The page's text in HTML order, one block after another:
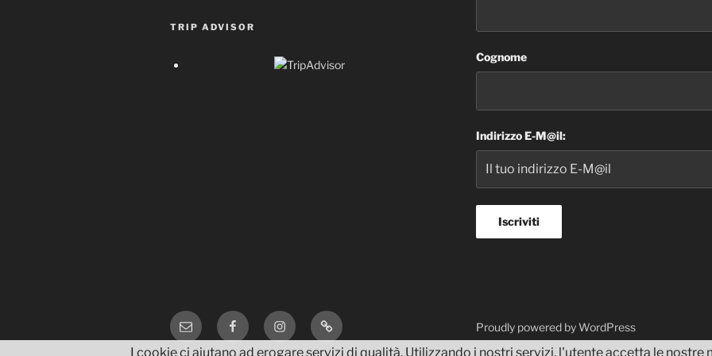
TRIP ADVISOR
Cognome
Indirizzo E-M@il:
Email FacebookInstagramTripAdvisor Proudly powered by WordPress
I cookie ci aiutano ad erogare servizi di qualità. Utilizzando i nostri servizi, l'utente accetta le nostre